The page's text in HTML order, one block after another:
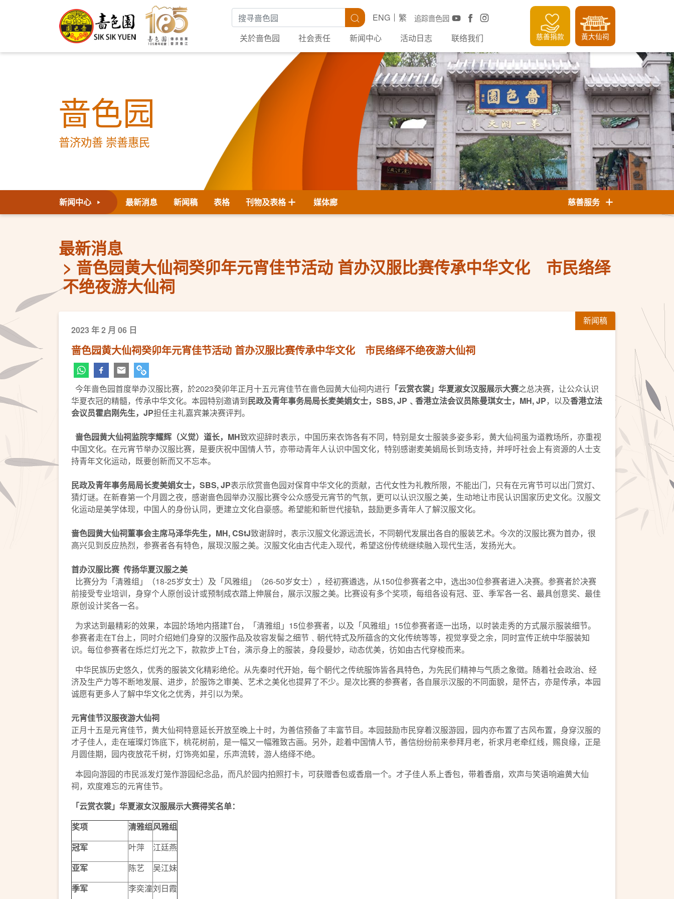
搜寻关键字 搜寻 追踪啬色园
ENG
繁
关於啬色园
社会责任 新闻中心 活动日志 联络我们 慈善捐款 黃大仙祠
啬色园
普济劝善 崇善惠民
新闻中心 最新消息 新闻稿 表格 刊物及表格 媒体廊 慈善服务
最新消息
啬色园黄大仙祠癸卯年元宵佳节活动 首办汉服比赛传承中华文化 市民络绎
不绝夜游大仙祠
新闻稿
2023 年 2 月 06 日
啬色园黄大仙祠癸卯年元宵佳节活动 首办汉服比赛传承中华文化 市民络绎不绝夜游大仙祠
今年啬色园首度举办汉服比赛，於2023癸卯年正月十五元宵佳节在啬色园黄大仙祠内进行 「云赏衣裳」华夏淑女汉服展示大赛之总决赛，让公众认识
华夏衣冠的精髓，传承中华文化。本园特别邀请到民政及青年事务局局长麦美娟女士， SBS, JP ﹑ 香港立法会议员陈曼琪女士， MH, JP，以及香港立法
会议员霍启刚先生， JP担任主礼嘉宾兼决赛评判。
啬色园黄大仙祠监院李耀辉（义觉）道长， MH致欢迎辞时表示，中国历来衣饰各有不同，特别是女士服装多姿多彩，黄大仙祠虽为道教场所，亦重视
中国文化。在元宵节举办汉服比赛，是要庆祝中国情人节，亦带动青年人认识中国文化，特别感谢麦美娟局长到场支持，并呼吁社会上有资源的人士支
持青年文化运动，既要创新而又不忘本。
民政及青年事务局局长麦美娟女士， SBS, JP表示欣赏啬色园对保育中华文化的贡献，古代女性为礼教所限，不能出门，只有在元宵节可以出门赏灯、
猜灯谜。在新春第一个月圆之夜，感谢啬色园举办汉服比赛令公众感受元宵节的气氛，更可以认识汉服之美，生动地让市民认识国家历史文化。汉服文
化运动是美学体现，中国人的身份认同，更建立文化自豪感。希望能和新世代接轨，鼓励更多青年人了解汉服文化。
啬色园黄大仙祠董事会主席马泽华先生， MH, CStJ致谢辞时，表示汉服文化源远流长，不同朝代发展出各自的服装艺术。今次的汉服比赛为首办，很
高兴见到反应热烈，参赛者各有特色，展现汉服之美。汉服文化由古代走入现代，希望这份传统继续融入现代生活，发扬光大。
首办汉服比赛 传扬华夏汉服之美
比赛分为「清雅组」（18-25岁女士）及「风雅组」（26-50岁女士），经初赛遴选，从150位参赛者之中，选出30位参赛者进入决赛。参赛者於决赛
前接受专业培训，身穿个人原创设计或预制成衣踏上伸展台，展示汉服之美。比赛设有多个奖项，每组各设有冠、亚、季军各一名、最具创意奖、最佳
原创设计奖各一名。
为求达到最精彩的效果，本园於场地内搭建T台，「清雅组」15位参赛者，以及「风雅组」15位参赛者逐一出场，以时装走秀的方式展示服装细节。
参赛者走在T台上，同时介绍她们身穿的汉服作品及妆容发髻之细节﹑朝代特式及所蕴含的文化传统等等，视觉享受之余，同时宣传正统中华服装知
识。每位参赛者在烁烂灯光之下，款款步上T台，演示身上的服装，身段曼妙，动态优美，彷如由古代穿梭而来。
中华民族历史悠久，优秀的服装文化精彩绝伦。从先秦时代开始，每个朝代之传统服饰皆各具特色，为先民们精神与气质之象徵。随着社会政治、经
济及生产力等不断地发展、进步，於服饰之审美、艺术之美化也提昇了不少。是次比赛的参赛者，各自展示汉服的不同面貌，是怀古，亦是传承，本园
诚愿有更多人了解中华文化之优秀，并引以为荣。
元宵佳节汉服夜游大仙祠
正月十五是元宵佳节，黄大仙祠特意延长开放至晚上十时，为善信预备了丰富节目。本园鼓励市民穿着汉服游园，园内亦布置了古风布置，身穿汉服的
才子佳人，走在璀璨灯饰底下，桃花树前，是一幅又一幅雅致古画。另外，趁着中国情人节，善信纷纷前来参拜月老，祈求月老牵红线，赐良缘，正是
月圆佳期，园内夜放花千树，灯饰亮如星，乐声流转，游人络绎不绝。
本园向游园的市民派发灯笼作游园纪念品，而凡於园内拍照打卡，可获赠香包或香扇一个。才子佳人系上香包，带着香扇，欢声与笑语响遍黄大仙
祠，欢度难忘的元宵佳节。
「云赏衣裳」华夏淑女汉服展示大赛得奖名单：
奖项
清雅组风雅组
冠军
叶萍
江廷燕
亚军
陈艺
吴江妹
季军
李奕潼刘日霞